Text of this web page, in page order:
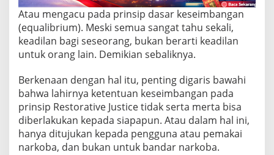
Atau mengacu pada prinsip dasar keseimbangan
(equalibrium). Meski semua sangat tahu sekali,
keadilan bagi seseorang, bukan berarti keadilan
untuk orang lain. Demikian sebaliknya.
Berkenaan dengan hal itu, penting digaris bawahi
bahwa lahirnya ketentuan keseimbangan pada
prinsip Restorative Justice tidak serta merta bisa
diberlakukan kepada siapapun. Atau dalam hal ini,
hanya ditujukan kepada pengguna atau pemakai
narkoba, dan bukan untuk bandar narkoba.